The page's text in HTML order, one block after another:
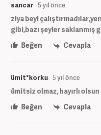
sancar 5 yıl önce
ziya beyi
gibi,bazı şeyler saklanmış
Beğen
Cevapla
ümit*korku 5 yıl önce
ümitsiz olmaz, hayırlı
Beğen
Cevapla